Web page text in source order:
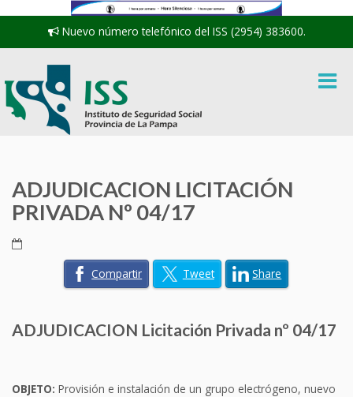
Nuevo número telefónico del ISS (2954) 383600.
ADJUDICACION LICITACIÓN
PRIVADA Nº 04/17
Compartir Tweet Share
ADJUDICACION Licitación Privada nº 04/17
OBJETO: Provisión e instalación de un grupo electrógeno, nuevo